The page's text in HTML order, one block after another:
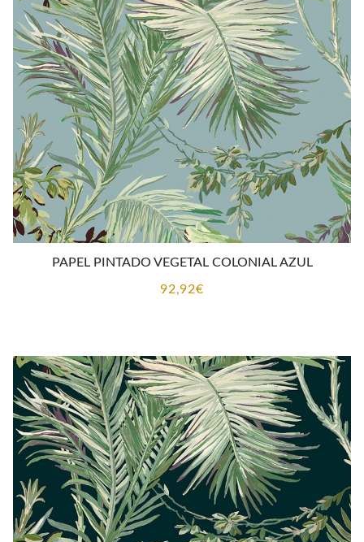
CONTACTO
PAPEL PINTADO VEGETAL COLONIAL AZUL
92,92€